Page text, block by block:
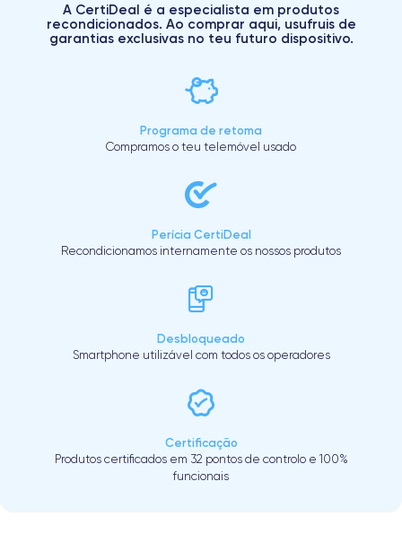
A CertiDeal é a especialista em produtos
recondicionados. Ao comprar aqui, usufruis de
garantias exclusivas no teu futuro dispositivo.
Programa de retoma
Compramos o teu telemóvel usado
Perícia CertiDeal
Recondicionamos internamente os nossos produtos
Desbloqueado
Smartphone utilizável com todos os operadores
Certificação
Produtos certificados em 32 pontos de controlo e 100%
funcionais